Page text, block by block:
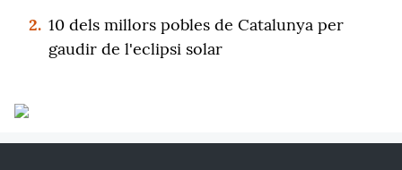
2. 10 dels millors pobles de Catalunya per
gaudir de l'eclipsi solar